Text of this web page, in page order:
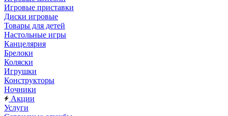
Игровые приставки
Диски игровые
Товары для детей
Настольные игры
Канцелярия
Брелоки
Коляски
Игрушки
Конструкторы
Ночники
Акции
Услуги